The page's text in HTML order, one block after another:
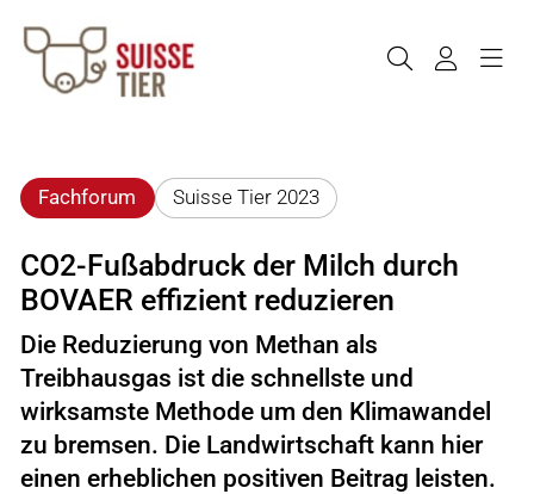
Fachforum Suisse Tier 2023
CO2-Fußabdruck der Milch durch
BOVAER effizient reduzieren
Die Reduzierung von Methan als
Treibhausgas ist die schnellste und
wirksamste Methode um den Klimawandel
zu bremsen. Die Landwirtschaft kann hier
einen erheblichen positiven Beitrag leisten.